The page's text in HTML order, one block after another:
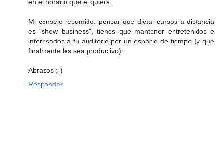
en el horario que él quiera.
Mi consejo resumido: pensar que dictar cursos a distancia
es "show business", tienes que mantener entretenidos e
interesados a tu auditorio por un espacio de tiempo (y que
finalmente les sea productivo).
Abrazos ;-)
Responder